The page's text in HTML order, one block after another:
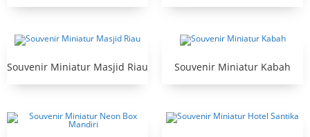
Souvenir Miniatur Masjid Riau Souvenir Miniatur Kabah